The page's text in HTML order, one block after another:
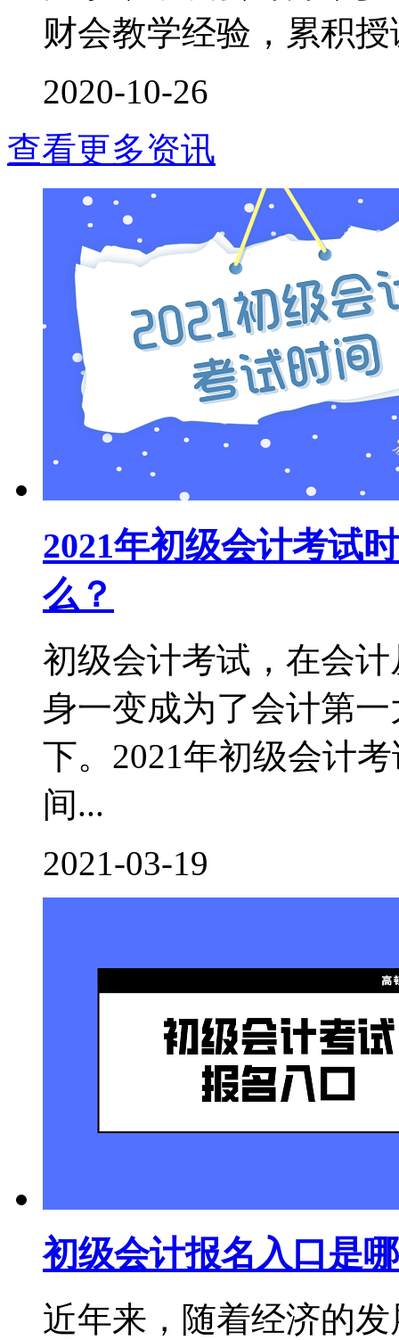
财会教学经验，累积
2020-10-26
查看更多资讯
2021年初级会计考试
么？
初级会计考试，在会
身一变成为了会计第
下。2021年初级会计
间...
2021-03-19
初级会计报名入口是
近年来，随着经济的